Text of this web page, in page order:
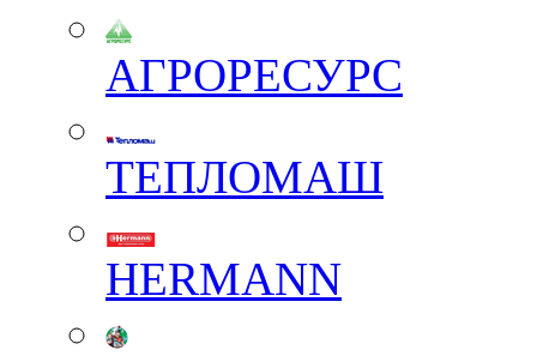
АГРОРЕСУРС
ТЕПЛОМАШ
HERMANN